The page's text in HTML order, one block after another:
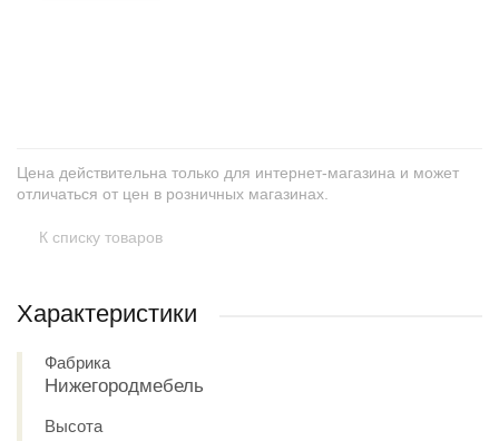
Цена действительна только для интернет-магазина и может
отличаться от цен в розничных магазинах.
К списку товаров
Характеристики
Фабрика
Нижегородмебель
Высота